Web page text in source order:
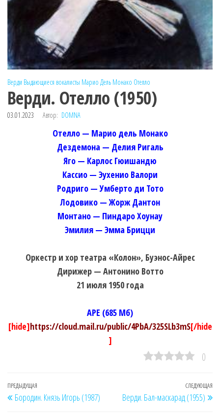
Верди Выдающиеся вокалисты Марио Дель Монако Отелло
Верди. Отелло (1950)
03.01.2023 Автор: DOMNA
Отелло — Марио дель Монако
Дездемона — Делия Ригаль
Яго — Карлос Гюишандю
Кассио — Эухенио Валори
Родриго — Умберто ди Тото
Лодовико — Жорж Дантон
Монтано — Пиндаро Хоунау
Эмилия — Эмма Брицци
Оркестр и хор театра «Колон», Буэнос-Айрес
Дирижер — Антонино Вотто
21 июля 1950 года
APE (685 Мб)
[hide]https://cloud.mail.ru/public/4PbA/325SLb3mS[/hide
]
0
Навигация
по
Предыдущая
запись
ПРЕДЫДУЩАЯ
Бородин. Князь Игорь (1987)
СЛЕДУЮЩАЯ
Верди. Бал-маскарад (1955)